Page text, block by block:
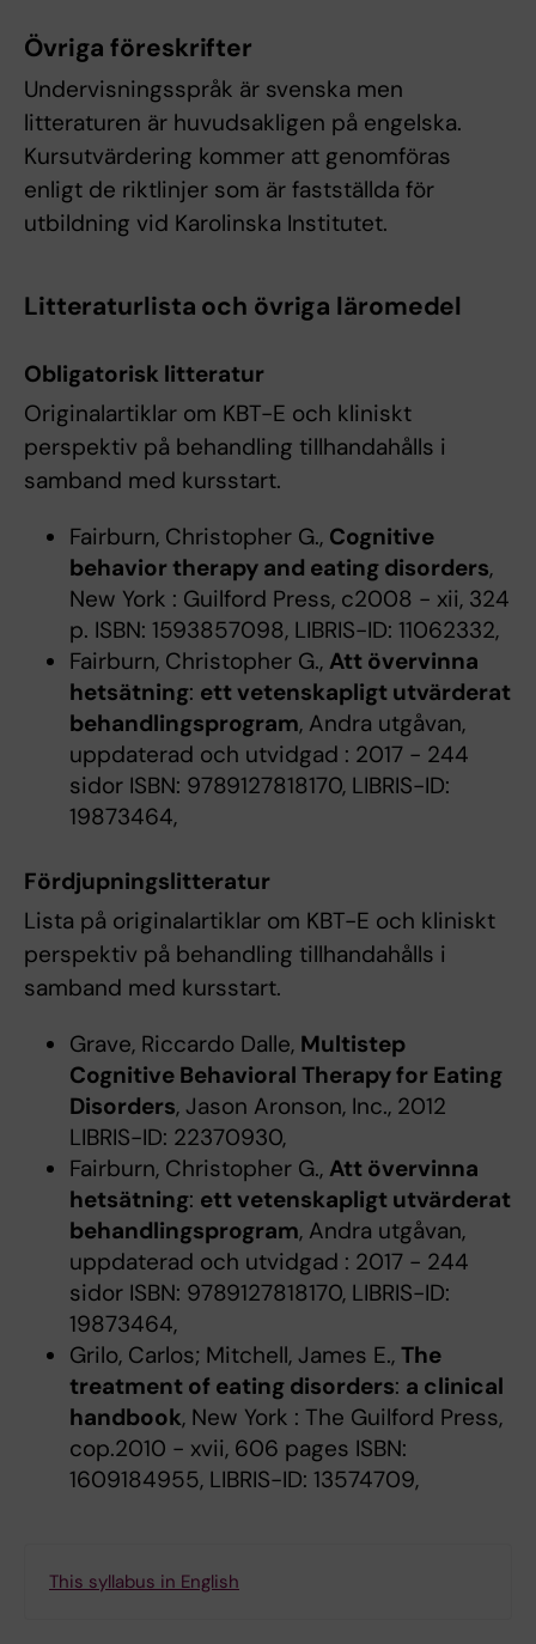
Övriga föreskrifter
Undervisningsspråk är svenska men
litteraturen är huvudsakligen på engelska.
Kursutvärdering kommer att genomföras
enligt de riktlinjer som är fastställda för
utbildning vid Karolinska Institutet.
Litteraturlista och övriga läromedel
Obligatorisk litteratur
Originalartiklar om KBT-E och kliniskt
perspektiv på behandling tillhandahålls i
samband med kursstart.
Fairburn, Christopher G., Cognitive
behavior therapy and eating disorders,
New York : Guilford Press, c2008 - xii, 324
p. ISBN: 1593857098, LIBRIS-ID: 11062332,
Fairburn, Christopher G., Att övervinna
hetsätning: ett vetenskapligt utvärderat
behandlingsprogram, Andra utgåvan,
uppdaterad och utvidgad : 2017 - 244
sidor ISBN: 9789127818170, LIBRIS-ID:
19873464,
Fördjupningslitteratur
Lista på originalartiklar om KBT-E och kliniskt
perspektiv på behandling tillhandahålls i
samband med kursstart.
Grave, Riccardo Dalle, Multistep
Cognitive Behavioral Therapy for Eating
Disorders, Jason Aronson, Inc., 2012
LIBRIS-ID: 22370930,
Fairburn, Christopher G., Att övervinna
hetsätning: ett vetenskapligt utvärderat
behandlingsprogram, Andra utgåvan,
uppdaterad och utvidgad : 2017 - 244
sidor ISBN: 9789127818170, LIBRIS-ID:
19873464,
Grilo, Carlos; Mitchell, James E., The
treatment of eating disorders: a clinical
handbook, New York : The Guilford Press,
cop.2010 - xvii, 606 pages ISBN:
1609184955, LIBRIS-ID: 13574709,
This syllabus in English